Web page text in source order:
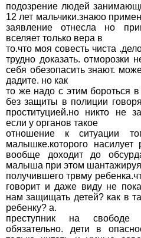
подозрение людей
12 лет мальчики.знаюо
заявление отнесла но
вселяет только вера в
то.что моя совесть чиста
трудно доказать. отморозки
себя обезопасить знают.
дадите. но как
то же надо с этим бороться в
без защиты в полиции
проституцией.но никто не
если у органов такое
отношение к ситуации
малышке.которого насилует
вообще доходит до
малыша при этом шантажируя
получившего трвму
говорит и даже виду не
нам защищать детей? как в
ребенку? а.
преступник на свободе
обязательно. дети в